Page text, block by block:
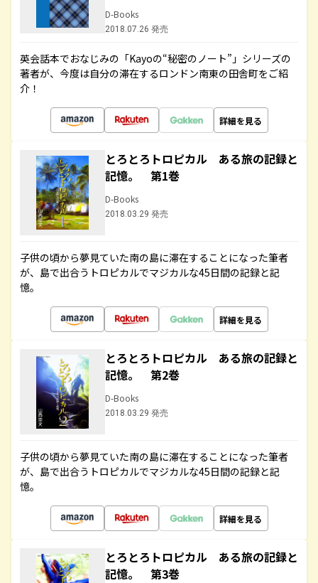
D-Books
2018.07.26 発売
英会話本でおなじみの「Kayoの“秘密のノート”」シリーズの
著者が、今度は自分の滞在するロンドン南東の田舎町をご紹
介！
詳細を見る
とろとろトロピカル ある旅の記録と
記憶。 第1巻
D-Books
2018.03.29 発売
子供の頃から夢見ていた南の島に滞在することになった筆者
が、島で出合うトロピカルでマジカルな45日間の記録と記
憶。
詳細を見る
とろとろトロピカル ある旅の記録と
記憶。 第2巻
D-Books
2018.03.29 発売
子供の頃から夢見ていた南の島に滞在することになった筆者
が、島で出合うトロピカルでマジカルな45日間の記録と記
憶。
詳細を見る
とろとろトロピカル ある旅の記録と
記憶。 第3巻